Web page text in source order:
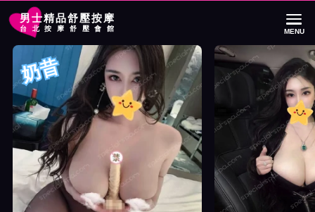
男士精品舒壓按摩
台北按摩舒壓會館 MENU
首頁 錦州館按摩師奶昔詳細介紹
錦州館按摩師奶昔照片展示與影片介紹
奶昔